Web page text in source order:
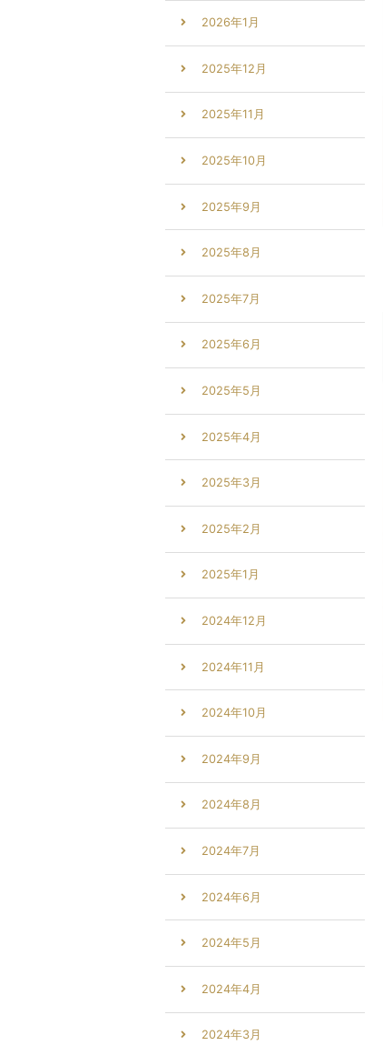
2026年1月
2025年12月
2025年11月
2025年10月
2025年9月
2025年8月
2025年7月
2025年6月
2025年5月
2025年4月
2025年3月
2025年2月
2025年1月
2024年12月
2024年11月
2024年10月
2024年9月
2024年8月
2024年7月
2024年6月
2024年5月
2024年4月
2024年3月